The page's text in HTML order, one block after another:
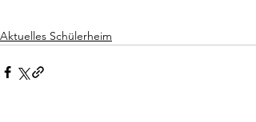
Aktuelles Schülerheim